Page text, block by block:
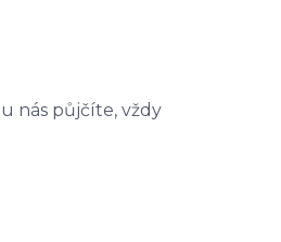
nás půjčíte, vždy